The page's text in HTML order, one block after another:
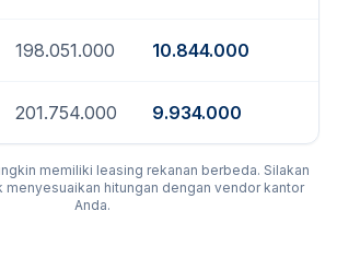
198.051.000 10.844.000
201.754.000 9.934.000
memiliki leasing rekanan berbeda. Silakan
menyesuaikan hitungan dengan vendor kantor
Anda.